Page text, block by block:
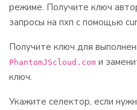
режиме. Получите ключ
запросы на пхп с помощью
Получите ключ для
PhantomJScloud.com и
ключ.
Укажите селектор, если